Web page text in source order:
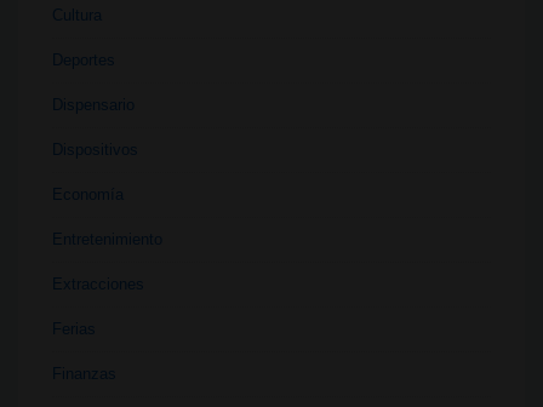
Cultura
Deportes
Dispensario
Dispositivos
Economía
Entretenimiento
Extracciones
Ferias
Finanzas